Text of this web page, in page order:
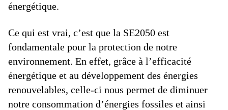
énergétique.
Ce qui est vrai, c’est que la SE2050 est
fondamentale pour la protection de notre
environnement. En effet, grâce à l’efficacité
énergétique et au développement des énergies
renouvelables, celle-ci nous permet de diminuer
notre consommation d’énergies fossiles et ainsi